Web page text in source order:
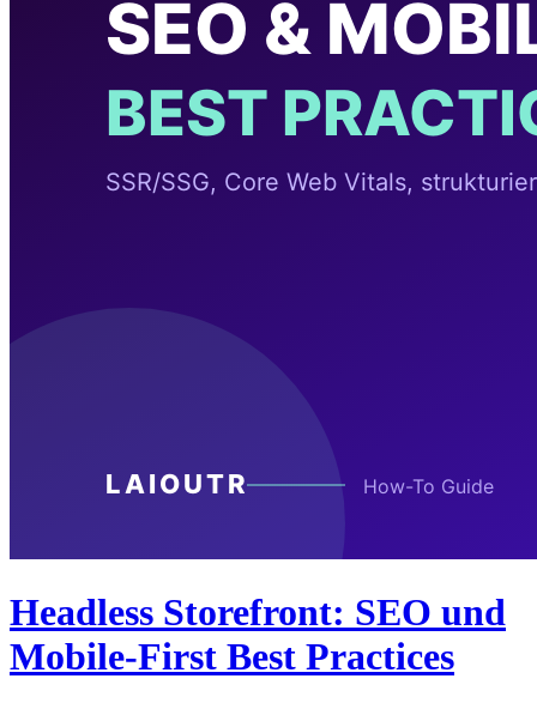
Headless Storefront: SEO und
Mobile-First Best Practices